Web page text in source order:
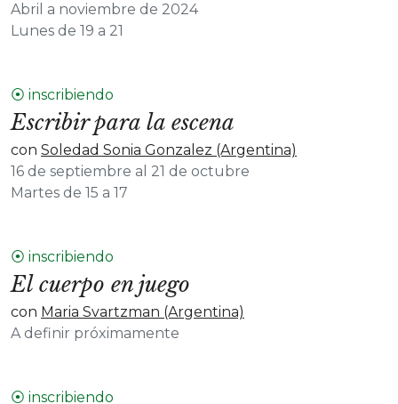
Abril a noviembre de 2024
Lunes de 19 a 21
⦿ inscribiendo
Escribir para la escena
con Soledad Sonia Gonzalez (Argentina)
16 de septiembre al 21 de octubre
Martes de 15 a 17
⦿ inscribiendo
El cuerpo en juego
con Maria Svartzman (Argentina)
A definir próximamente
⦿ inscribiendo